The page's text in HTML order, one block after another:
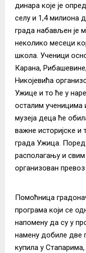
динара које је
селу и 1,4 милиона
града набављен је
неколико месеци
школа. Ученици
Карана,
Никојевића
Ужице и то ће у
осталим ученицима
музеја деца ће
важне историјске и
града Ужица. Поред
располагању и
организован
Помоћница
програма који се
напомену да су у
намену добиле две
купила у